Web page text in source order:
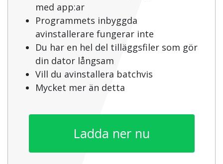
med app:ar
Programmets inbyggda
avinstallerare fungerar inte
Du har en hel del tilläggsfiler som gör
din dator långsam
Vill du avinstallera batchvis
Mycket mer än detta
Ladda ner nu